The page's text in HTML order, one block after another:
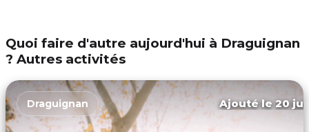
Quoi faire d'autre aujourd'hui à Draguignan
? Autres activités
Draguignan Ajouté le 20